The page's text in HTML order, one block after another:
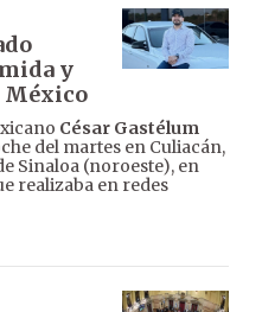
y
México
César Gastélum
del martes en Culiacán,
Sinaloa (noroeste), en
realizaba en redes